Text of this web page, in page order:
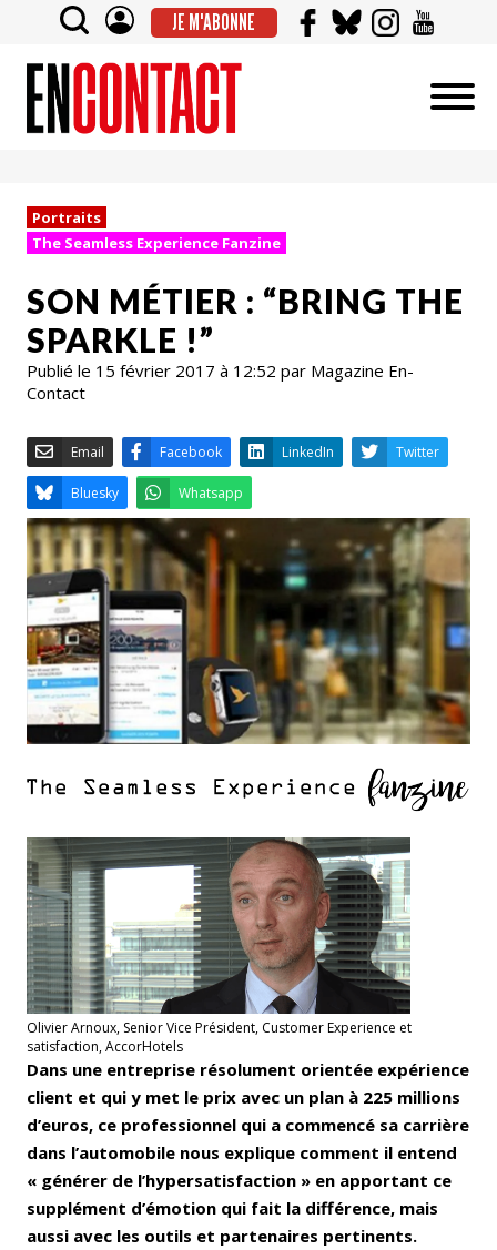
JE M'ABONNE
Portraits
The Seamless Experience Fanzine
SON MÉTIER : “BRING THE
SPARKLE !”
Publié le 15 février 2017 à 12:52 par Magazine En-
Contact
Email Facebook LinkedIn
Bluesky Whatsapp
Olivier Arnoux, Senior Vice Président, Customer Experience et
satisfaction, AccorHotels
Dans une entreprise résolument orientée expérience
client et qui y met le prix avec un plan à 225 millions
d’euros, ce professionnel qui a commencé sa carrière
dans l’automobile nous explique comment il entend
« générer de l’hypersatisfaction » en apportant ce
supplément d’émotion qui fait la différence, mais
aussi avec les outils et partenaires pertinents.